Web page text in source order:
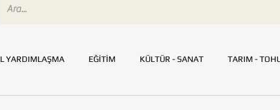
YARDIMLAŞMA EĞİTİM KÜLTÜR - SANAT TARIM -